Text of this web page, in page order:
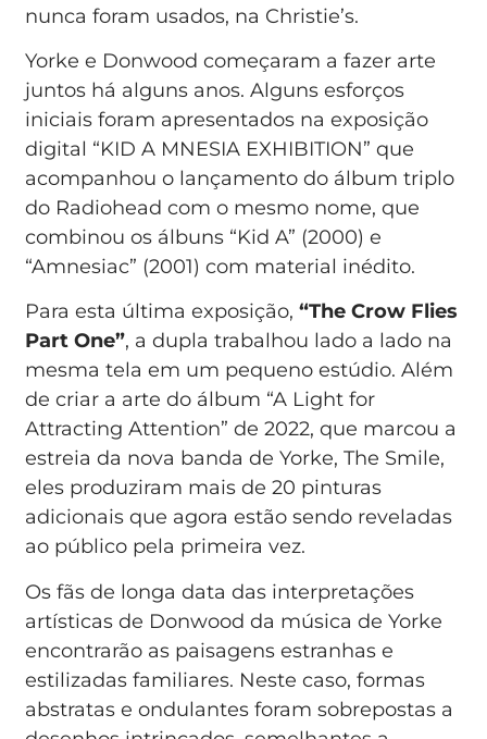
nunca foram usados, na Christie’s.
Yorke e Donwood começaram a fazer arte
juntos há alguns anos. Alguns esforços
iniciais foram apresentados na exposição
digital “KID A MNESIA EXHIBITION” que
acompanhou o lançamento do álbum triplo
do Radiohead com o mesmo nome, que
combinou os álbuns “Kid A” (2000) e
“Amnesiac” (2001) com material inédito.
Para esta última exposição, “The Crow Flies
Part One”, a dupla trabalhou lado a lado na
mesma tela em um pequeno estúdio. Além
de criar a arte do álbum “A Light for
Attracting Attention” de 2022, que marcou a
estreia da nova banda de Yorke, The Smile,
eles produziram mais de 20 pinturas
adicionais que agora estão sendo reveladas
ao público pela primeira vez.
Os fãs de longa data das interpretações
artísticas de Donwood da música de Yorke
encontrarão as paisagens estranhas e
estilizadas familiares. Neste caso, formas
abstratas e ondulantes foram sobrepostas a